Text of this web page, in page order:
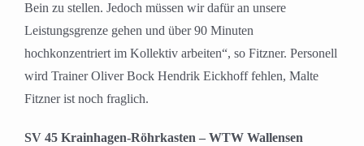
Bein zu stellen. Jedoch müssen wir dafür an unsere
Leistungsgrenze gehen und über 90 Minuten
hochkonzentriert im Kollektiv arbeiten“, so Fitzner. Personell
wird Trainer Oliver Bock Hendrik Eickhoff fehlen, Malte
Fitzner ist noch fraglich.
SV 45 Krainhagen-Röhrkasten – WTW Wallensen